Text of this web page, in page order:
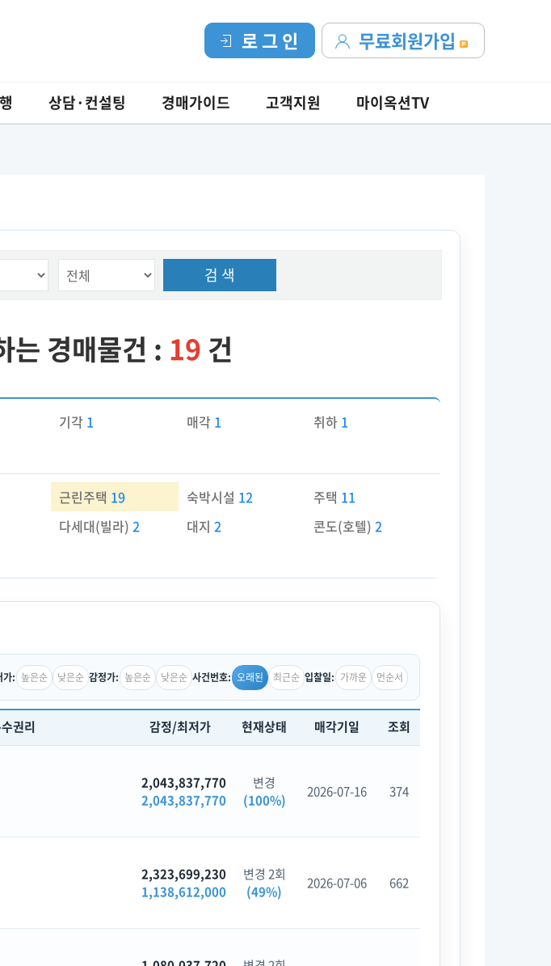
무료회원가입
로 그 인
상담·컨설팅 경매가이드 고객지원 마이옥션TV
검 색
는 경매물건 : 19 건
기각 1 매각 1 취하 1
근린주택 19 숙박시설 12 주택 11
다세대(빌라)2 대지 2 콘도(호텔) 2
가: 높은순 낮은순 감정가: 높은순 낮은순 사건번호: 오래된 최근순 입찰일: 가까운 먼순서
권리 감정/최저가 현재상태 매각기일 조회
2,043,837,770
2,043,837,770
변경
(100%)
2026-07-16 374
2,323,699,230
1,138,612,000
변경 2회
(49%)
2026-07-06 662